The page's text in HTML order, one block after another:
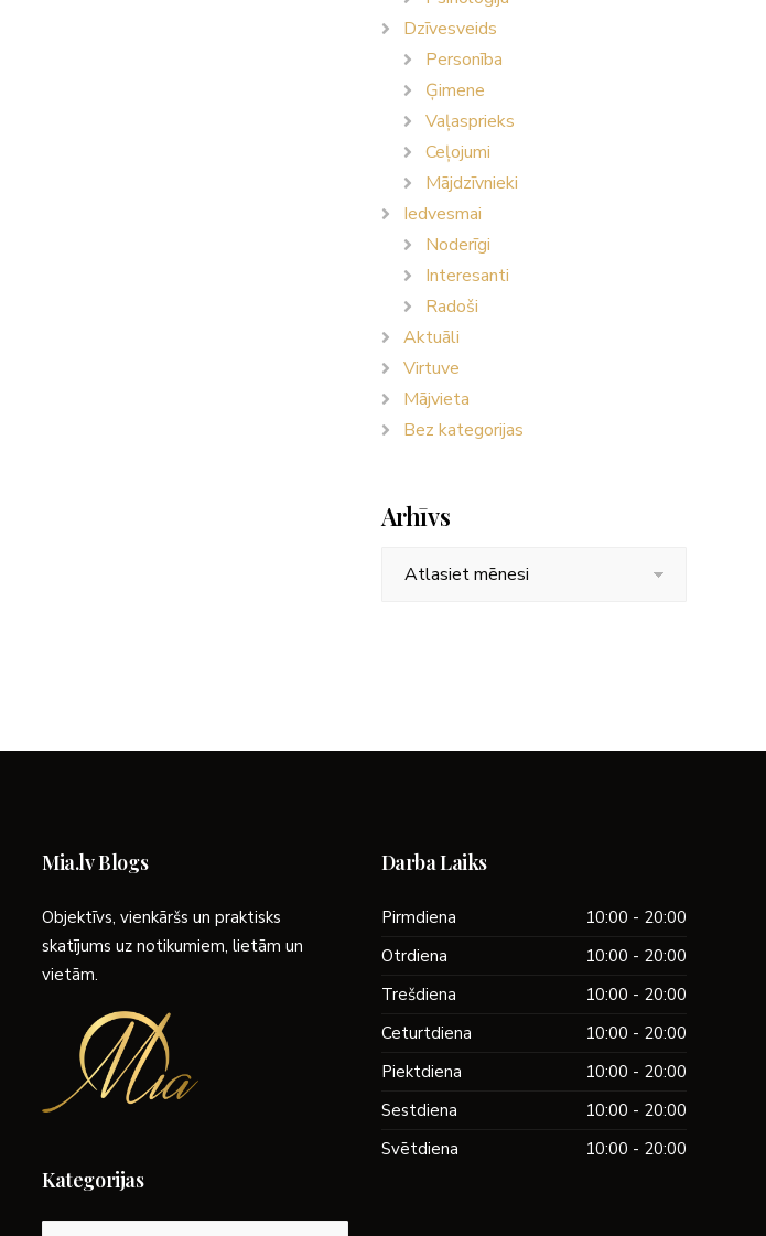
Dzīvesveids
Personība
Ģimene
Vaļasprieks
Ceļojumi
Mājdzīvnieki
Iedvesmai
Noderīgi
Interesanti
Radoši
Aktuāli
Virtuve
Mājvieta
Bez kategorijas
Arhīvs
Mia.lv Blogs
Objektīvs, vienkāršs un praktisks
skatījums uz notikumiem, lietām un
vietām.
Kategorijas
Darba Laiks
Pirmdiena
10:00 - 20:00
Otrdiena
10:00 - 20:00
Trešdiena
10:00 - 20:00
Ceturtdiena
10:00 - 20:00
Piektdiena
10:00 - 20:00
Sestdiena
10:00 - 20:00
Svētdiena
10:00 - 20:00